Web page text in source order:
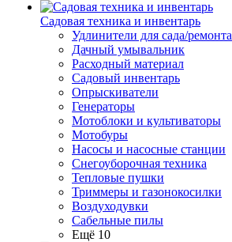
Садовая техника и инвентарь
Удлинители для сада/ремонта
Дачный умывальник
Расходный материал
Садовый инвентарь
Опрыскиватели
Генераторы
Мотоблоки и культиваторы
Мотобуры
Насосы и насосные станции
Снегоуборочная техника
Тепловые пушки
Триммеры и газонокосилки
Воздуходувки
Сабельные пилы
Ещё 10